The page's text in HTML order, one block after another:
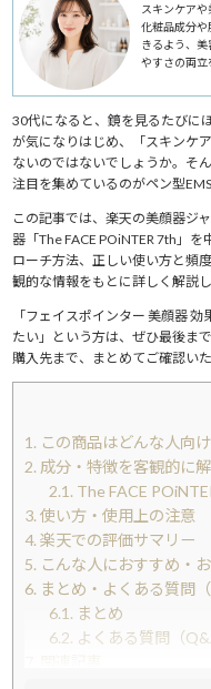
スキンケア
化粧品成分
きるよう、
やすさの両立
30代になると、鏡を見るたびに
が気になりはじめ、「スキンケ
ないのではないでしょうか。そ
注目を集めているのがペン型EMS
この記事では、楽天の美顔器ジ
器「The FACE POiNTER 7th」
ローチ方法、正しい使い方と頻
観的な情報をもとに詳しく解説し
「フェイスポインター 美顔器
たい」という方は、ぜひ最後ま
購入先まで、まとめてご確認いた
1. この商品はどんな人向
2. 成分・特徴を客観的に
2.1. The FACE
3. 使い方・使用上の注意
4. 楽天での評価サマリー
5. こんな人におすすめ・
6. まとめ・よくある質問（
6.1. まとめ
6.2. よくある質問（